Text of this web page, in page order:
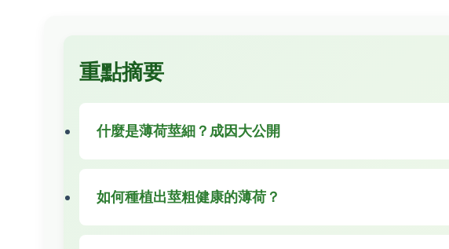
重點摘要
什麼是薄荷莖細？成因大公開
如何種植出莖粗健康的薄荷？